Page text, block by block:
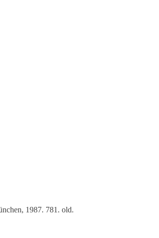
1987. 781. old.